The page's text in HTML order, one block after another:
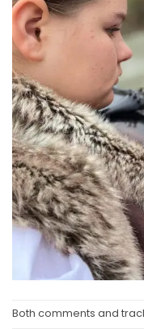
Both comments and